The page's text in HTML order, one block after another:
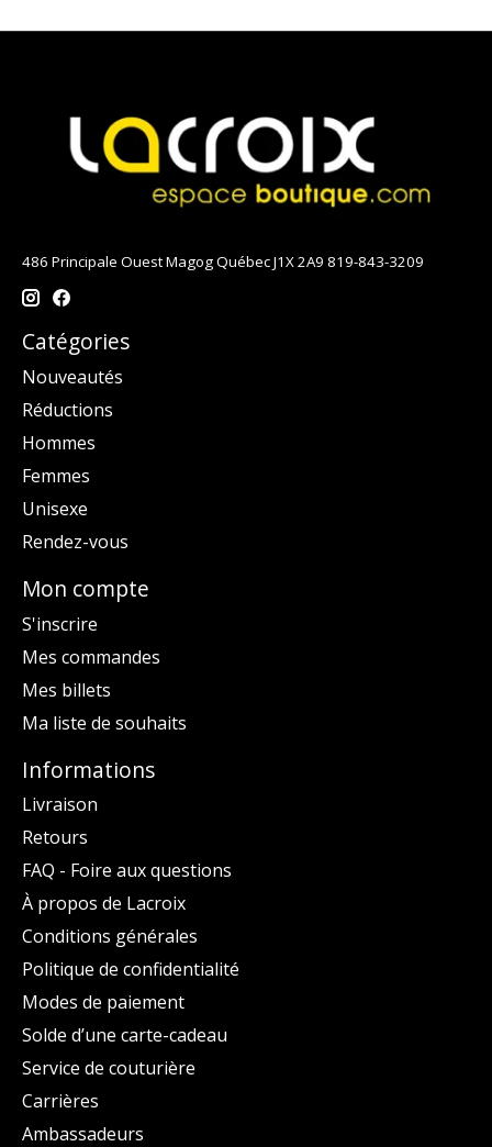
486 Principale Ouest Magog Québec J1X 2A9 819-843-3209
Catégories
Nouveautés
Réductions
Hommes
Femmes
Unisexe
Rendez-vous
Mon compte
S'inscrire
Mes commandes
Mes billets
Ma liste de souhaits
Informations
Livraison
Retours
FAQ - Foire aux questions
À propos de Lacroix
Conditions générales
Politique de confidentialité
Modes de paiement
Solde d’une carte-cadeau
Service de couturière
Carrières
Ambassadeurs